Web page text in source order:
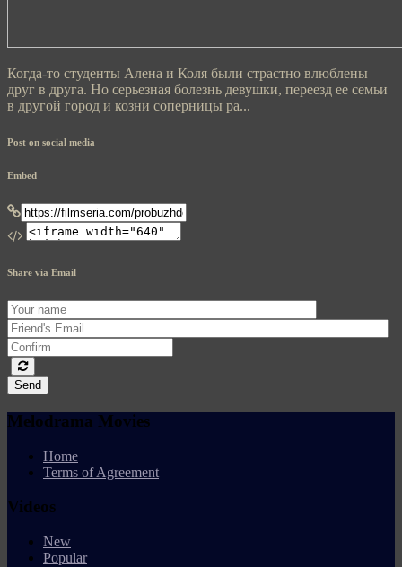
Когда-то студенты Алена и Коля были страстно влюблены
друг в друга. Но серьезная болезнь девушки, переезд ее семьи
в другой город и козни соперницы ра...
Post on social media
Embed
Share via Email
Send
Melodrama Movies
Home
Terms of Agreement
Videos
New
Popular